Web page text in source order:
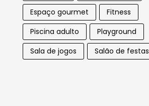
Espaço gourmet
Fitness
Piscina adulto
Playground
Sala de jogos
Salão de festas